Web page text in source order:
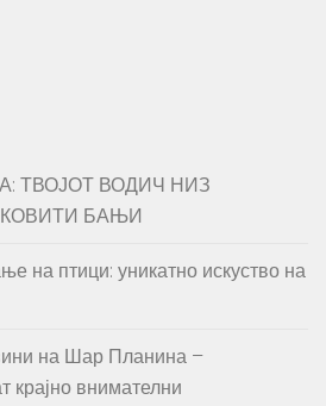
ТВОЈОТ ВОДИЧ НИЗ
БАЊИ
на птици: уникатно искуство на
на Шар Планина –
крајно внимателни